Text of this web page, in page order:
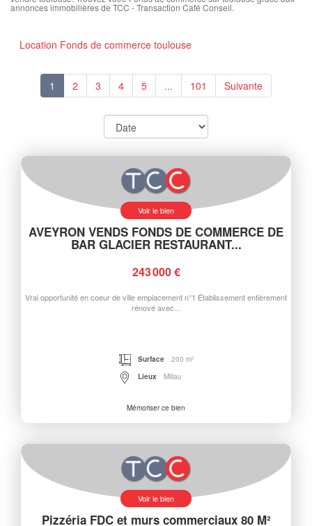
annonces immobilières de TCC - Transaction Café Conseil.
Location Fonds de commerce toulouse
1 2 3 4 5 ... 101 Suivante
Voir le bien
AVEYRON VENDS FONDS DE COMMERCE DE
BAR GLACIER RESTAURANT...
243 000 €
Vrai opportunité en coeur de ville emplacement n°1 Établissement entièrement
rénové avec...
Surface
200 m²
Lieux
Millau
Mémoriser ce bien
Voir le bien
Pizzéria FDC et murs commerciaux 80 M²